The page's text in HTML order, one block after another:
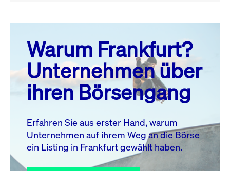
August 26
MO. DI. MI. DO. FR. SA. SO.
1
2
3
4 5 6 7 8
10 11 13 14
17
18 19 20 21 22
23
27 28
Warum Frankfurt?
Unternehmen über
ihren Börsengang
Erfahren Sie aus erster Hand, warum
Unternehmen auf ihrem Weg an die Börse
ein Listing in Frankfurt gewählt haben.